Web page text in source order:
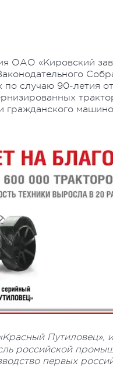
ОАО «Кировский
случаю 90-летия
гражданского
Путиловец»,
российской
первых